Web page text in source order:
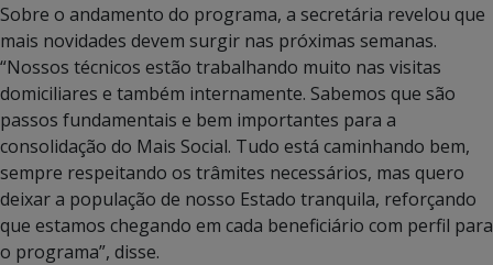
Sobre o andamento do programa, a secretária revelou que
mais novidades devem surgir nas próximas semanas.
“Nossos técnicos estão trabalhando muito nas visitas
domiciliares e também internamente. Sabemos que são
passos fundamentais e bem importantes para a
consolidação do Mais Social. Tudo está caminhando bem,
sempre respeitando os trâmites necessários, mas quero
deixar a população de nosso Estado tranquila, reforçando
que estamos chegando em cada beneficiário com perfil para
o programa”, disse.